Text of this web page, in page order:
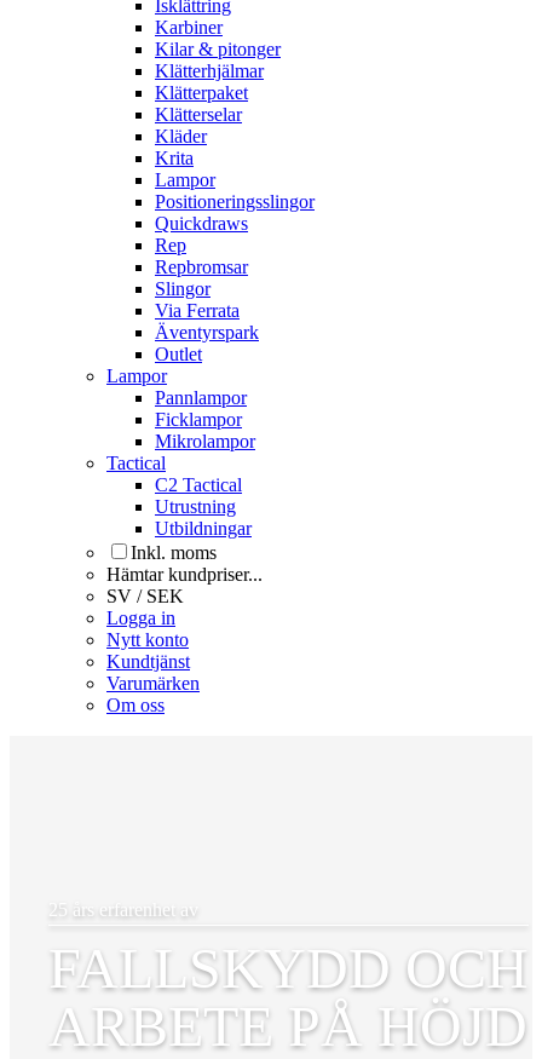
Isklättring
Karbiner
Kilar & pitonger
Klätterhjälmar
Klätterpaket
Klätterselar
Kläder
Krita
Lampor
Positioneringsslingor
Quickdraws
Rep
Repbromsar
Slingor
Via Ferrata
Äventyrspark
Outlet
Lampor
Pannlampor
Ficklampor
Mikrolampor
Tactical
C2 Tactical
Utrustning
Utbildningar
Inkl. moms
Hämtar kundpriser...
SV / SEK
Logga in
Nytt konto
Kundtjänst
Varumärken
Om oss
25 års erfarenhet av
FALLSKYDD OCH
ARBETE PÅ HÖJD